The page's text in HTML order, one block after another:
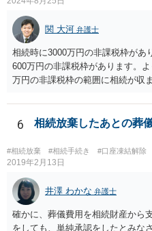
関 大河 弁護士
相続時に3000万円の非課税枠があ
600万円の非課税枠があります。
万円の非課税枠の範囲に相続が収
範囲となります。 一般的には、
また、全員で相続しても、話し
こともできます。この場合でも相
0万円分使えます。 父が亡くなり
で相続する際は、4800万円が非課
亡くなってから相続すると、両親
るより非課税の枠が減少します。
いうことになります。これ以外に
んので、一度相談して想定するの
6 相続放棄したあとの葬
#相続放棄 #相続手続き #口座凍結解除
2019年2月13日
井澤 わかな 弁護士
確かに、葬儀費用を相続財産から
をしても、単純承認をしたとみな